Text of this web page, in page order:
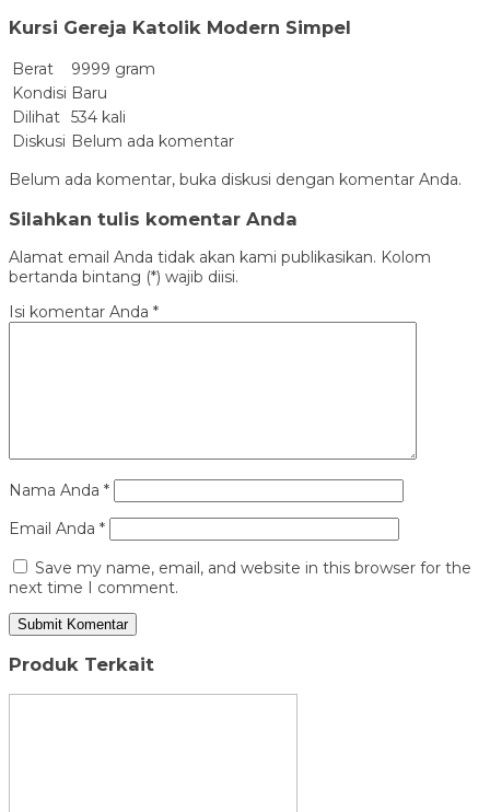
Kursi Gereja Katolik Modern Simpel
Berat
9999 gram
Kondisi Baru
Dilihat 534 kali
Diskusi Belum ada komentar
Belum ada komentar, buka diskusi dengan komentar Anda.
Silahkan tulis komentar Anda
Alamat email Anda tidak akan kami publikasikan. Kolom
bertanda bintang (*) wajib diisi.
Isi komentar Anda *
Nama Anda *
Email Anda *
Save my name, email, and website in this browser for the
next time I comment.
Produk Terkait